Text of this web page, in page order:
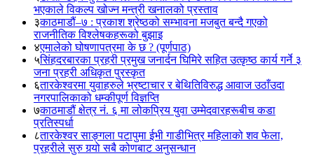
भएकाले विकल्प खोज्न मन्त्री खनालको प्रस्ताव
३काठमाडौं–७ : प्रकाश श्रेष्ठको सम्भावना मजबुत बन्दै गएको
राजनीतिक विश्लेषकहरूको बुझाइ
४एमालेको घोषणापत्रमा के छ ? (पूर्णपाठ)
५सिंहदरबारका प्रहरी प्रमुख जनार्दन घिमिरे सहित उत्कृष्ठ कार्य गर्ने ३
जना प्रहरी अधिकृत पुरस्कृत
६तारकेश्वरमा युवाहरुले भ्रष्टाचार र बेथितिविरुद्ध आवाज उठाँउदा
नगरपालिकाको धम्कीपूर्ण विज्ञप्ति
७काठमाडौं क्षेत्र नं. ६ मा लोकप्रिय युवा उम्मेदवारहरूबीच कडा
प्रतिस्पर्धा
८तारकेश्वर साङ्गला पटापुमा ईभी गाडीभित्र महिलाको शव फेला,
प्रहरीले सुरु गर्‍यो सबै कोणबाट अनुसन्धान